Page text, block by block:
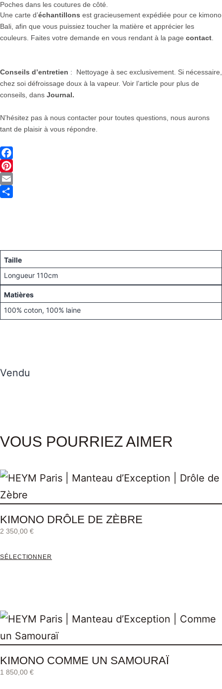
Poches dans les coutures de côté.
Une carte d’échantillons est gracieusement expédiée pour ce kimono
Bali, afin que vous puissiez toucher la matière et apprécier les
couleurs. Faites votre demande en vous rendant à la page contact.
Conseils d’entretien : Nettoyage à sec exclusivement. Si nécessaire,
chez soi défroissage doux à la vapeur. Voir l’article pour plus de
conseils, dans Journal.
N’hésitez pas à nous contacter pour toutes questions, nous aurons
tant de plaisir à vous répondre.
Facebook
Pinterest
Email
Taille
Longueur 110cm
Matières
100% coton, 100% laine
Vendu
VOUS POURRIEZ AIMER
KIMONO DRÔLE DE ZÈBRE
2 350,00 €
SÉLECTIONNER
KIMONO COMME UN SAMOURAÏ
1 850,00 €